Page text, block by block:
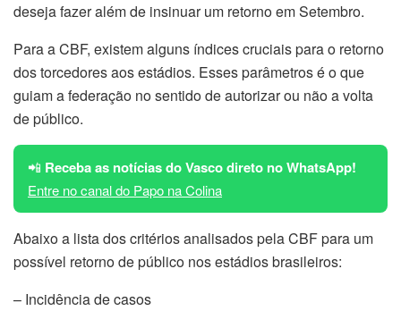
deseja fazer além de insinuar um retorno em Setembro.
Para a CBF, existem alguns índices cruciais para o retorno
dos torcedores aos estádios. Esses parâmetros é o que
guiam a federação no sentido de autorizar ou não a volta
de público.
📲 Receba as notícias do Vasco direto no WhatsApp!
Entre no canal do Papo na Colina
Abaixo a lista dos critérios analisados pela CBF para um
possível retorno de público nos estádios brasileiros:
– Incidência de casos